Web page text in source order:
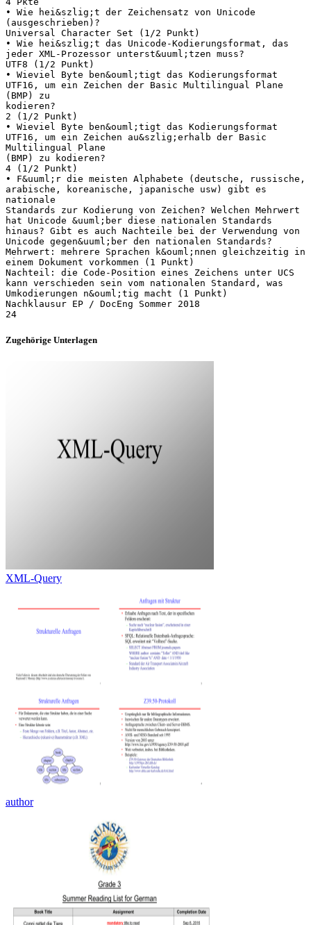
Zugehörige Unterlagen
XML-Query
author